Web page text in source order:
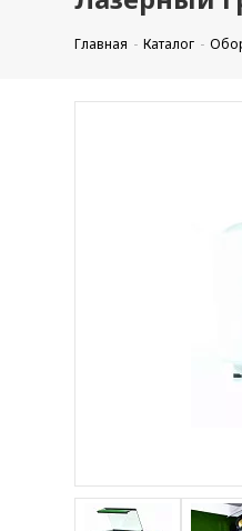
Главная Каталог